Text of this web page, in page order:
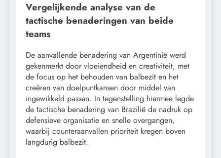
Vergelijkende analyse van de
tactische benaderingen van beide
teams
De aanvallende benadering van Argentinië werd
gekenmerkt door vloeiendheid en creativiteit, met
de focus op het behouden van balbezit en het
creëren van doelpuntkansen door middel van
ingewikkeld passen. In tegenstelling hiermee legde
de tactische benadering van Brazilië de nadruk op
defensieve organisatie en snelle overgangen,
waarbij counteraanvallen prioriteit kregen boven
langdurig balbezit.